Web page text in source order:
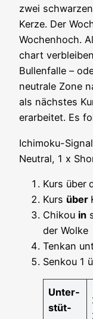
zwei
Ker­ze. Der
Wochen­hoch.
chart
Bul­len­fal­le –
neu­tra­le Zone
als nächs­tes
erar­bei­tet. Es
Ichi­mo­ku-
Neu­tral, 1 x
Kurs über
Kurs über
Chi­kou in
der Wolke
Ten­kan
Sen­kou 1
Unter­
stüt­